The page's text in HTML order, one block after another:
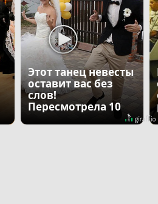
Этот танец невесты
оставит вас без
слов!
Пересмотрела 10